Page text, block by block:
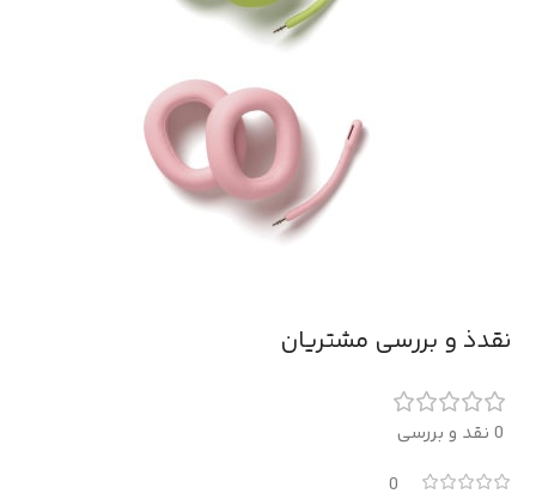
نقدذ و بررسی مشتریان
0 نقد و بررسی
0